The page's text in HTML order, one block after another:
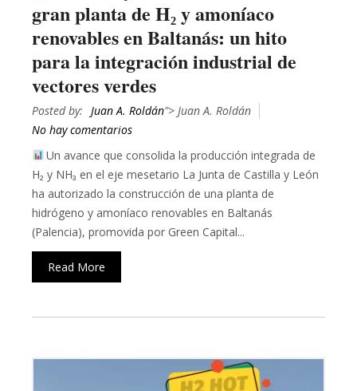
gran planta de H₂ y amoníaco
renovables en Baltanás: un hito
para la integración industrial de
vectores verdes
Posted by: Juan A. Roldán"> Juan A. Roldán
No hay comentarios
Un avance que consolida la producción integrada de
H₂ y NH₃ en el eje mesetario La Junta de Castilla y León
ha autorizado la construcción de una planta de
hidrógeno y amoníaco renovables en Baltanás
(Palencia), promovida por Green Capital...
Read More